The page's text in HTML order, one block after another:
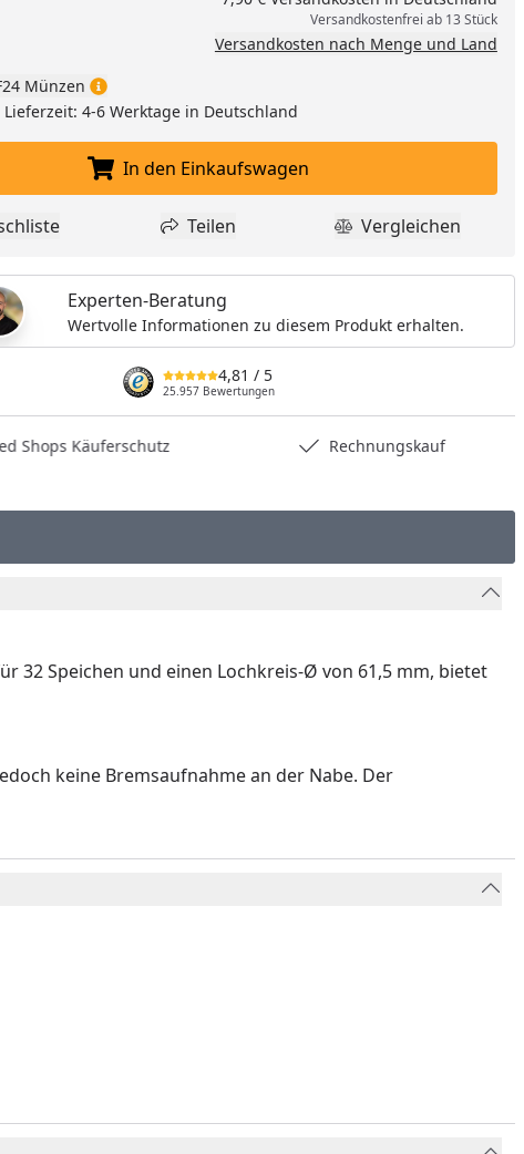
Versandkostenfrei ab 13 Stück
Versandkosten nach Menge und Land
Münzen
Lieferzeit: 4-6 Werktage in Deutschland
In den Einkaufswagen legen
In den Einkaufswagen
zur Wunschliste hinzufügen
Teilen
Teilen Produkt
Vergleichen
Experten-Beratung
Wertvolle Informationen zu diesem Produkt erhalten.
4,81 / 5
25.957 Bewertungen
Shops Käuferschutz Rechnungskauf
32 Speichen und einen Lochkreis-Ø von 61,5 mm, bietet
keine Bremsaufnahme an der Nabe. Der